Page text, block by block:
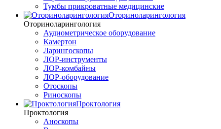
Тумбы прикроватные медицинские
Оториноларингология
Оториноларингология
Аудиометрическое оборудование
Камертон
Ларингоскопы
ЛОР-инструменты
ЛОР-комбайны
ЛОР-оборудование
Отоскопы
Риноскопы
Проктология
Проктология
Аноскопы